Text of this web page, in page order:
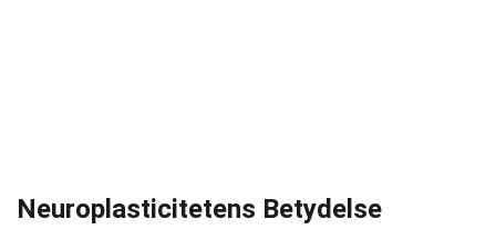
Neuroplasticitetens Betydelse